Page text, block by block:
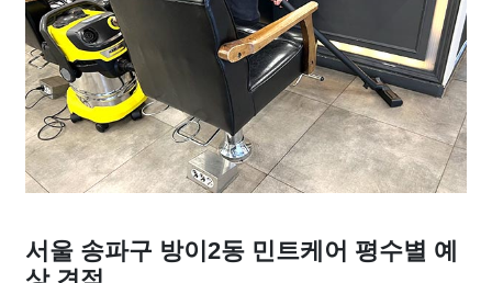
서울 송파구 방이2동 민트케어 평수별 예